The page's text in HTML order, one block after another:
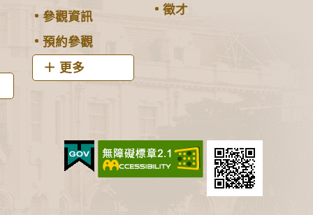
參觀資訊
預約參觀
更多
徵才